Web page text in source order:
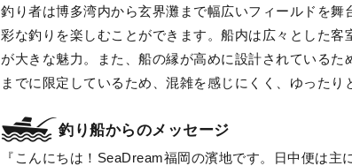
釣り者は博多湾内から玄界灘まで幅広いフィールドを
彩な釣りを楽しむことができます。船内は広々とした
が大きな魅力。また、船の縁が高めに設計されている
までに限定しているため、混雑を感じにくく、ゆった
釣り船からのメッセージ
こんにちは！SeaDream福岡の濱地です。日中便は